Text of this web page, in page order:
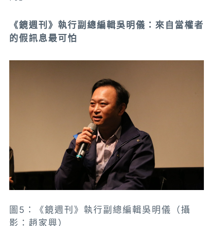
《鏡週刊》執行副總編輯吳明儀：來自當權者
的假訊息最可怕
圖5：《鏡週刊》執行副總編輯吳明儀（攝
影：趙家興）